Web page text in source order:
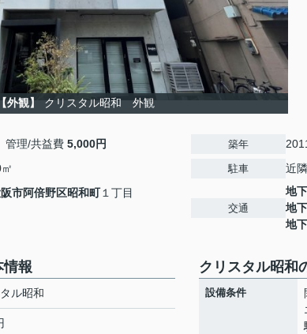
【外観】 クリスタル昭和 外観
管理/共益費 5,000円
市阿倍野区昭和町１丁目
築年
駐車 近
交通
地
地
地
情報
ル昭和
クリスタル昭和
設備条件